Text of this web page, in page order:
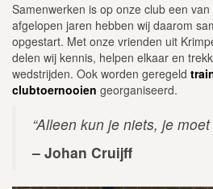
Samenwerken is op onze club een
afgelopen jaren hebben wij daarom
opgestart. Met onze vrienden uit
delen wij kennis, helpen elkaar en
wedstrijden. Ook worden geregeld
clubtoernooien georganiseerd.
“Alleen kun je niets, je
– Johan Cruijff